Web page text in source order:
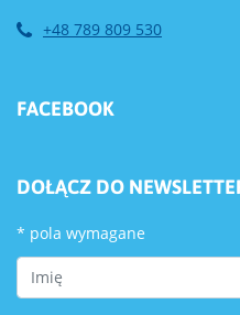
+48 789 809 530
FACEBOOK
DOŁĄCZ DO
* pola wymagane
First Name